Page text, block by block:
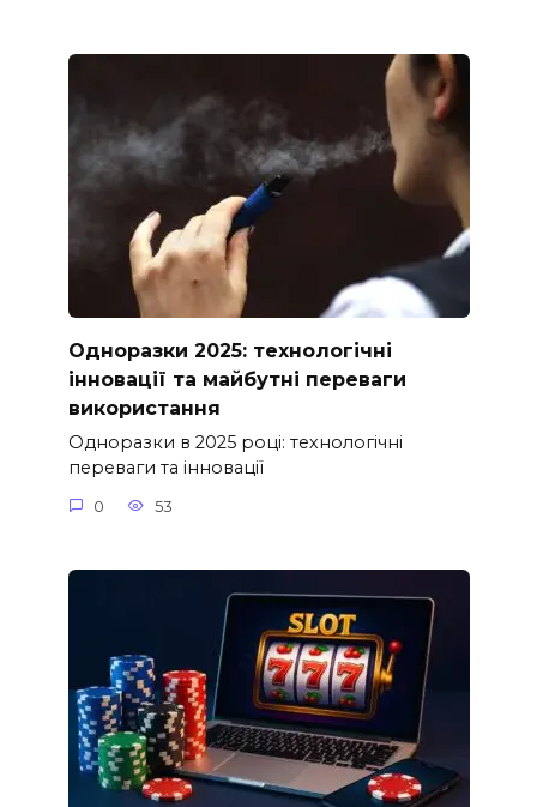
Одноразки 2025: технологічні
інновації та майбутні переваги
використання
Одноразки в 2025 році: технологічні
переваги та інновації
0 53